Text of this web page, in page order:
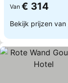
Van € 314
Bekijk prijzen van